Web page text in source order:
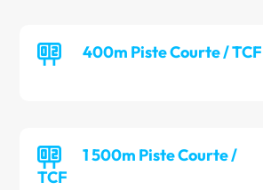
400m Piste Courte / TCF
1 500m Piste Courte /
TCF